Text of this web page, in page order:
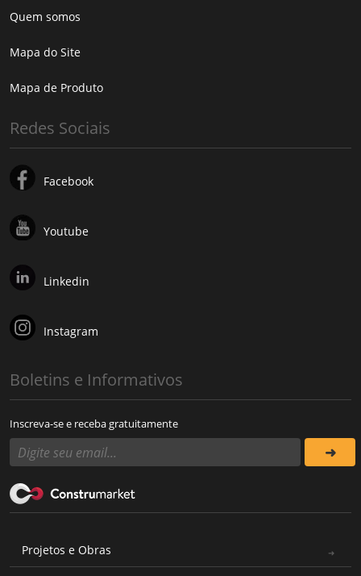
Quem somos
Mapa do Site
Mapa de Produto
Redes Sociais
Facebook
Youtube
Linkedin
Instagram
Boletins e Informativos
Inscreva-se e receba gratuitamente
Projetos e Obras